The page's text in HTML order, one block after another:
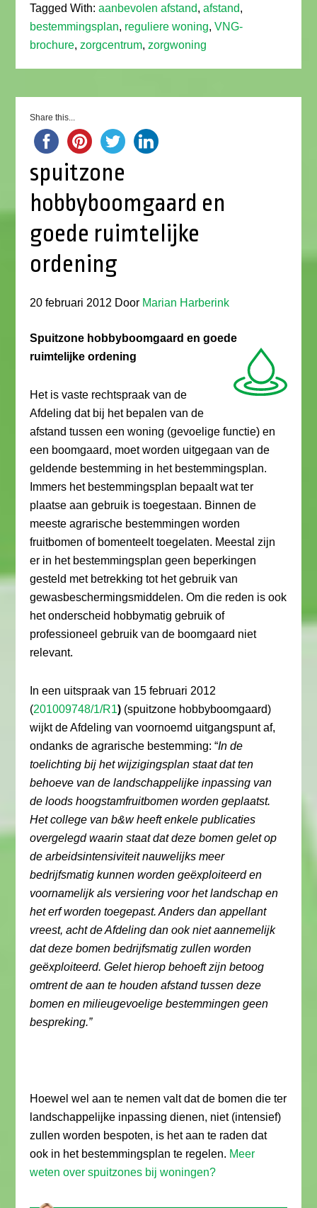
Tagged With:aanbevolen afstand,afstand,
bestemmingsplan, reguliere woning,VNG-
brochure,zorgcentrum,zorgwoning
Share this...
spuitzone
hobbyboomgaard en
goede ruimtelijke
ordening
20 februari 2012 Door Marian Harberink
Spuitzone hobbyboomgaard en goede
ruimtelijke ordening
Het is vaste rechtspraak van de
Afdeling dat bij het bepalen van de
afstand tussen een woning (gevoelige functie) en
een boomgaard, moet worden uitgegaan van de
geldende bestemming in het bestemmingsplan.
Immers het bestemmingsplan bepaalt wat ter
plaatse aan gebruik is toegestaan. Binnen de
meeste agrarische bestemmingen worden
fruitbomen of bomenteelt toegelaten. Meestal zijn
er in het bestemmingsplan geen beperkingen
gesteld met betrekking tot het gebruik van
gewasbeschermingsmiddelen. Om die reden is ook
het onderscheid hobbymatig gebruik of
professioneel gebruik van de boomgaard niet
relevant.
In een uitspraak van 15 februari 2012
(201009748/1/R1) (spuitzone hobbyboomgaard)
wijkt de Afdeling van voornoemd uitgangspunt af,
ondanks de agrarische bestemming: “In de
toelichting bij het wijzigingsplan staat dat ten
behoeve van de landschappelijke inpassing van
de loods hoogstamfruitbomen worden geplaatst.
Het college van b&w heeft enkele publicaties
overgelegd waarin staat dat deze bomen gelet op
de arbeidsintensiviteit nauwelijks meer
bedrijfsmatig kunnen worden geëxploiteerd en
voornamelijk als versiering voor het landschap en
het erf worden toegepast. Anders dan appellant
vreest, acht de Afdeling dan ook niet aannemelijk
dat deze bomen bedrijfsmatig zullen worden
geëxploiteerd. Gelet hierop behoeft zijn betoog
omtrent de aan te houden afstand tussen deze
bomen en milieugevoelige bestemmingen geen
bespreking.”
Hoewel wel aan te nemen valt dat de bomen die ter
landschappelijke inpassing dienen, niet (intensief)
zullen worden bespoten, is het aan te raden dat
ook in het bestemmingsplan te regelen. Meer
weten over spuitzones bij woningen?